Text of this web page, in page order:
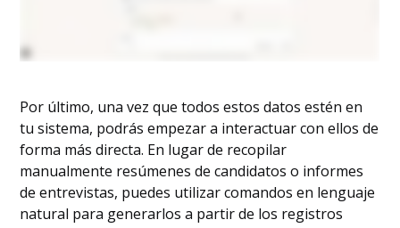
Por último, una vez que todos estos datos estén en
tu sistema, podrás empezar a interactuar con ellos de
forma más directa. En lugar de recopilar
manualmente resúmenes de candidatos o informes
de entrevistas, puedes utilizar comandos en lenguaje
natural para generarlos a partir de los registros